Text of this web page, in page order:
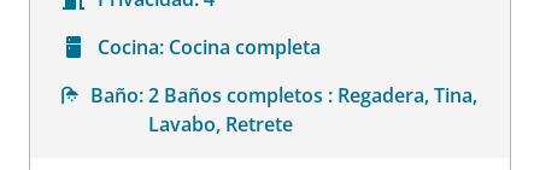
Cocina: Cocina completa
Baño: 2 Baños completos : Regadera, Tina,
Lavabo, Retrete